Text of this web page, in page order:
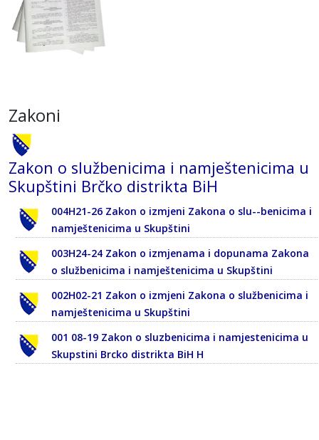
Zakoni
Zakon o službenicima i namještenicima u
Skupštini Brčko distrikta BiH
004H21-26 Zakon o izmjeni Zakona o slu--benicima i
namještenicima u Skupštini
003H24-24 Zakon o izmjenama i dopunama Zakona
o službenicima i namještenicima u Skupštini
002H02-21 Zakon o izmjeni Zakona o službenicima i
namještenicima u Skupštini
001 08-19 Zakon o sluzbenicima i namjestenicima u
Skupstini Brcko distrikta BiH H